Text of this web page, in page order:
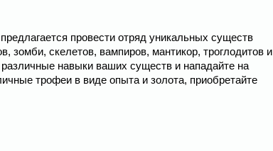
провести отряд уникальных существ
зомби, скелетов, вампиров, мантикор, троглодитов и
навыки ваших существ и нападайте на
трофеи в виде опыта и золота, приобретайте